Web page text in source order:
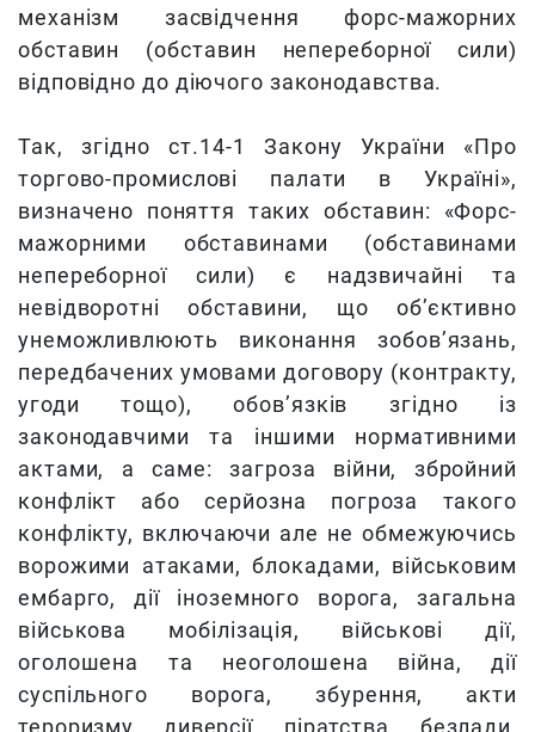
механізм засвідчення форс-мажорних
обставин (обставин непереборної сили)
відповідно до діючого законодавства.
Так, згідно ст.14-1 Закону України «Про
торгово-промислові палати в Україні»,
визначено поняття таких обставин: «Форс-
мажорними обставинами (обставинами
непереборної сили) є надзвичайні та
невідворотні обставини, що об’єктивно
унеможливлюють виконання зобов’язань,
передбачених умовами договору (контракту,
угоди тощо), обов’язків згідно із
законодавчими та іншими нормативними
актами, а саме: загроза війни, збройний
конфлікт або серйозна погроза такого
конфлікту, включаючи але не обмежуючись
ворожими атаками, блокадами, військовим
ембарго, дії іноземного ворога, загальна
військова мобілізація, військові дії,
оголошена та неоголошена війна, дії
суспільного ворога, збурення, акти
тероризму, диверсії, піратства, безлади,